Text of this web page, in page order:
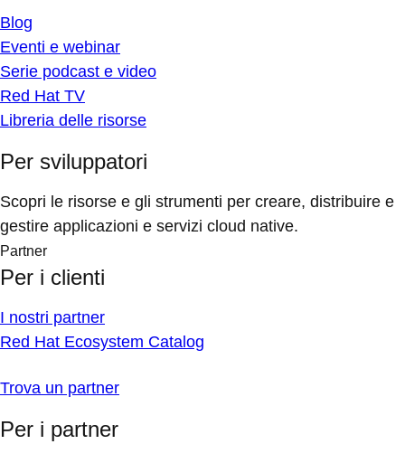
Blog
Eventi e webinar
Serie podcast e video
Red Hat TV
Libreria delle risorse
Per sviluppatori
Scopri le risorse e gli strumenti per creare, distribuire e
gestire applicazioni e servizi cloud native.
Partner
Per i clienti
I nostri partner
Red Hat Ecosystem Catalog
Trova un partner
Per i partner